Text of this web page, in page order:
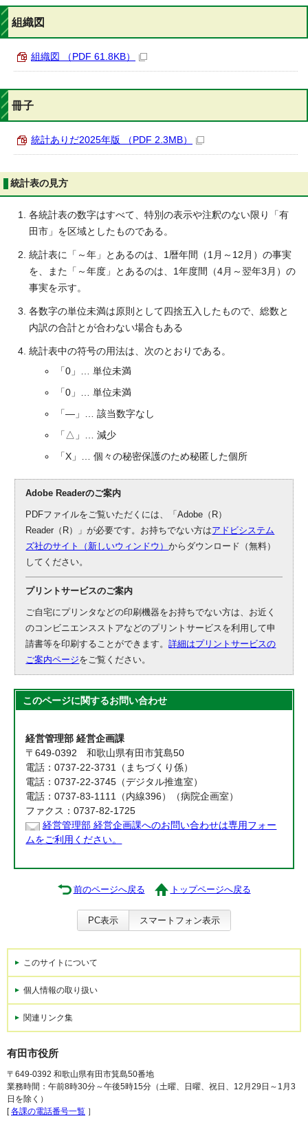
組織図
組織図 （PDF 61.8KB）
冊子
統計ありだ2025年版 （PDF 2.3MB）
統計表の見方
各統計表の数字はすべて、特別の表示や注釈のない限り「有
田市」を区域としたものである。
統計表に「～年」とあるのは、1暦年間（1月～12月）の事実
を、また「～年度」とあるのは、1年度間（4月～翌年3月）の
事実を示す。
各数字の単位未満は原則として四捨五入したもので、総数と
内訳の合計とが合わない場合もある
統計表中の符号の用法は、次のとおりである。
「0」… 単位未満
「0」… 単位未満
「―」… 該当数字なし
「△」… 減少
「X」… 個々の秘密保護のため秘匿した個所
Adobe Readerのご案内
PDFファイルをご覧いただくには、「Adobe（R）
Reader（R）」が必要です。お持ちでない方はアドビシステム
ズ社のサイト（新しいウィンドウ）からダウンロード（無料）
してください。
プリントサービスのご案内
ご自宅にプリンタなどの印刷機器をお持ちでない方は、お近く
のコンビニエンスストアなどのプリントサービスを利用して申
請書等を印刷することができます。詳細はプリントサービスの
ご案内ページをご覧ください。
このページに関するお問い合わせ
経営管理部 経営企画課
〒649-0392 和歌山県有田市箕島50
電話：0737-22-3731（まちづくり係）
電話：0737-22-3745（デジタル推進室）
電話：0737-83-1111（内線396）（病院企画室）
ファクス：0737-82-1725
経営管理部 経営企画課へのお問い合わせは専用フォー
ムをご利用ください。
前のページへ戻る トップページへ戻る
PC表示 スマートフォン表示
このサイトについて
個人情報の取り扱い
関連リンク集
有田市役所
〒649-0392 和歌山県有田市箕島50番地
業務時間：午前8時30分～午後5時15分（土曜、日曜、祝日、12月29日～1月3
日を除く）
[各課の電話番号一覧 ］